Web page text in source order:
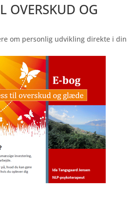
OVERSKUD OG
om personlig udvikling direkte i din